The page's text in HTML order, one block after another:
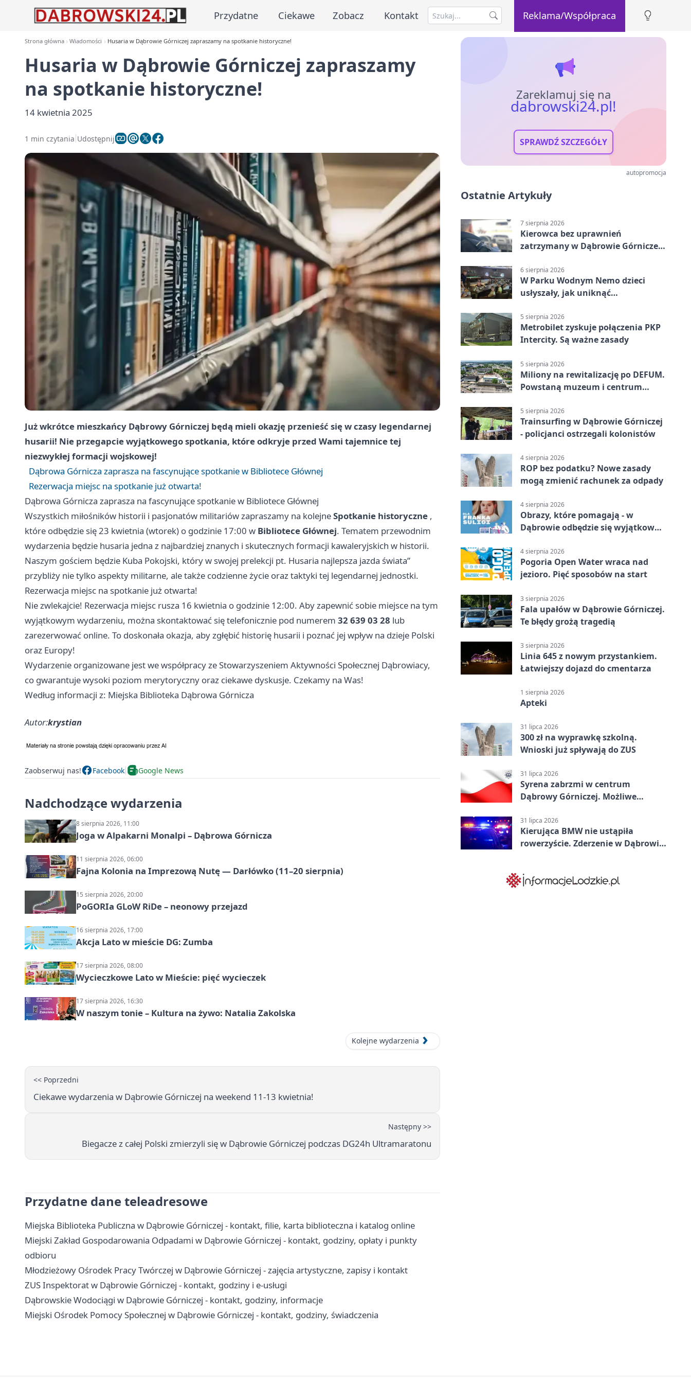
Przydatne Ciekawe Zobacz Kontakt Reklama/Współpraca
Strona główna Wiadomości Husaria w Dąbrowie Górniczej zapraszamy na spotkanie historyczne!
Husaria w Dąbrowie Górniczej zapraszamy
na spotkanie historyczne!
14 kwietnia 2025
1 min czytania Udostępnij
Już wkrótce mieszkańcy Dąbrowy Górniczej będą mieli okazję przenieść się w czasy legendarnej
husarii! Nie przegapcie wyjątkowego spotkania, które odkryje przed Wami tajemnice tej
niezwykłej formacji wojskowej!
Dąbrowa Górnicza zaprasza na fascynujące spotkanie w Bibliotece Głównej
Rezerwacja miejsc na spotkanie już otwarta!
Dąbrowa Górnicza zaprasza na fascynujące spotkanie w Bibliotece Głównej
Wszystkich miłośników historii i pasjonatów militariów zapraszamy na kolejneSpotkanie historyczne ,
które odbędzie się 23 kwietnia (wtorek) o godzinie 17:00 w Bibliotece Głównej. Tematem przewodnim
wydarzenia będzie husaria jedna z najbardziej znanych i skutecznych formacji kawaleryjskich w historii.
Naszym gościem będzie Kuba Pokojski, który w swojej prelekcji pt. Husaria najlepsza jazda świata”
przybliży nie tylko aspekty militarne, ale także codzienne życie oraz taktyki tej legendarnej jednostki.
Rezerwacja miejsc na spotkanie już otwarta!
Nie zwlekajcie! Rezerwacja miejsc rusza 16 kwietnia o godzinie 12:00. Aby zapewnić sobie miejsce na tym
wyjątkowym wydarzeniu, można skontaktować się telefonicznie pod numerem 32 639 03 28 lub
zarezerwować online. To doskonała okazja, aby zgłębić historię husarii i poznać jej wpływ na dzieje Polski
oraz Europy!
Wydarzenie organizowane jest we współpracy ze Stowarzyszeniem Aktywności Społecznej Dąbrowiacy,
co gwarantuje wysoki poziom merytoryczny oraz ciekawe dyskusje. Czekamy na Was!
Według informacji z: Miejska Biblioteka Dąbrowa Górnicza
Autor:krystian
Zaobserwuj nas! Facebook Google News
Nadchodzące wydarzenia
8 sierpnia 2026, 11:00
Joga w Alpakarni Monalpi – Dąbrowa Górnicza
11 sierpnia 2026, 06:00
Fajna Kolonia na Imprezową Nutę — Darłówko (11–20 sierpnia)
15 sierpnia 2026, 20:00
PoGORIa GLoW RiDe – neonowy przejazd
16 sierpnia 2026, 17:00
Akcja Lato w mieście DG: Zumba
17 sierpnia 2026, 08:00
Wycieczkowe Lato w Mieście: pięć wycieczek
17 sierpnia 2026, 16:30
W naszym tonie – Kultura na żywo: Natalia Zakolska
Kolejne wydarzenia
<< Poprzedni
Ciekawe wydarzenia w Dąbrowie Górniczej na weekend 11-13 kwietnia!
Następny >>
Biegacze z całej Polski zmierzyli się w Dąbrowie Górniczej podczas DG24h Ultramaratonu
Przydatne dane teleadresowe
Miejska Biblioteka Publiczna w Dąbrowie Górniczej - kontakt, filie, karta biblioteczna i katalog online
Miejski Zakład Gospodarowania Odpadami w Dąbrowie Górniczej - kontakt, godziny, opłaty i punkty
odbioru
Młodzieżowy Ośrodek Pracy Twórczej w Dąbrowie Górniczej - zajęcia artystyczne, zapisy i kontakt
ZUS Inspektorat w Dąbrowie Górniczej - kontakt, godziny i e-usługi
Dąbrowskie Wodociągi w Dąbrowie Górniczej - kontakt, godziny, informacje
Miejski Ośrodek Pomocy Społecznej w Dąbrowie Górniczej - kontakt, godziny, świadczenia
Zareklamuj się na
dabrowski24.pl!
SPRAWDŹ SZCZEGÓŁY
autopromocja
Ostatnie Artykuły
7 sierpnia 2026
Kierowca bez uprawnień
zatrzymany w Dąbrowie Górniczej.
6 sierpnia 2026
W Parku Wodnym Nemo dzieci
usłyszały, jak uniknąć
5 sierpnia 2026
Metrobilet zyskuje połączenia PKP
Intercity. Są ważne zasady
5 sierpnia 2026
Miliony na rewitalizację po DEFUM.
Powstaną muzeum i centrum
5 sierpnia 2026
Trainsurfing w Dąbrowie Górniczej
- policjanci ostrzegali kolonistów
4 sierpnia 2026
ROP bez podatku? Nowe zasady
mogą zmienić rachunek za odpady
4 sierpnia 2026
Obrazy, które pomagają - w
Dąbrowie odbędzie się wyjątkowa
4 sierpnia 2026
Pogoria Open Water wraca nad
jezioro. Pięć sposobów na start
3 sierpnia 2026
Fala upałów w Dąbrowie Górniczej.
Te błędy grożą tragedią
3 sierpnia 2026
Linia 645 z nowym przystankiem.
Łatwiejszy dojazd do cmentarza
1 sierpnia 2026
Apteki
31 lipca 2026
300 zł na wyprawkę szkolną.
Wnioski już spływają do ZUS
31 lipca 2026
Syrena zabrzmi w centrum
Dąbrowy Górniczej. Możliwe
31 lipca 2026
Kierująca BMW nie ustąpiła
rowerzyście. Zderzenie w Dąbrowie